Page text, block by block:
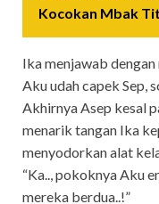
Kocokan Mbak
Ika menjawab dengan
Aku udah capek Sep,
Akhirnya Asep kesal
menarik tangan Ika
menyodorkan alat
“Ka.., pokoknya Aku
mereka berdua..!”